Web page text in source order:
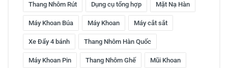
Thang Nhôm Rút Dụng cụ tổng hợp Mặt Nạ Hàn
Máy Khoan Búa Máy Khoan Máy cắt sắt
Xe Đẩy 4 bánh Thang Nhôm Hàn Quốc
Máy Khoan Pin Thang Nhôm Ghế Mũi Khoan